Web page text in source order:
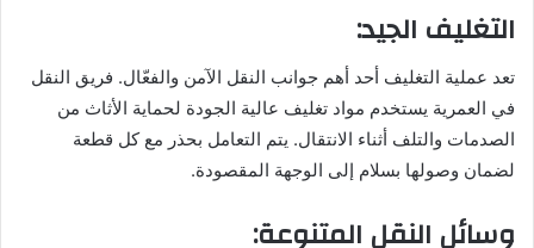
التغليف الجيد:
تعد عملية التغليف أحد أهم جوانب النقل الآمن والفعّال. فريق النقل
في العمرية يستخدم مواد تغليف عالية الجودة لحماية الأثاث من
الصدمات والتلف أثناء الانتقال. يتم التعامل بحذر مع كل قطعة
لضمان وصولها بسلام إلى الوجهة المقصودة.
وسائل النقل المتنوعة: